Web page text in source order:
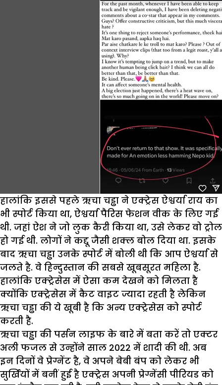
हालांकि इससे पहले ऋचा चड्ढा ने एक्ट्रेस ऐश्वर्या राय का
भी स्पोर्ट किया था, ऐश्वर्या पैरिस फेशन वीक के लिए गई
थी. जहां ऐश ने जो लुक कैरी किया था, उसे लेकर वो ट्रोल
हो गई थी. लोगों ने कद्दू जैसी शक्ल बोल दिया था. इसके
बाद ऋचा चड्ढा उनके स्पोर्ट में बोली थी कि आप ऐश्वर्या से
जलते है. वे हिन्दुस्तान की सबसे खूबसूरत महिला है.
हालांकि एक्ट्रेसेस में ऐसा कम देखने को मिलता है
क्योंकि एक्ट्रेसेस में कैट वाइट ज्यादा रहती है लेकिन
ऋचा चड्ढा की ये खूबी है कि अन्य एक्ट्रेसेस को स्पोर्ट
करती है.
ऋचा चड्ढा की पर्सन लाइफ के बारे में बता करें तो एक्टर
अली फजल से उन्होंने साल 2022 में शादी की थी. अब
इन दिनों वे प्रेग्नेंट है, वे अपने बेबी बंप को लेकर भी
सुर्खियों में बनीं हुई है एक्ट्रेस अपनी प्रेग्नेंसी पीरियड को